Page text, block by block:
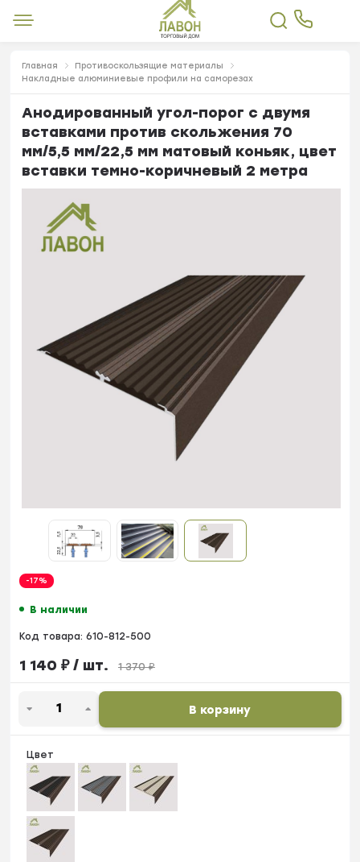
Главная
Противоскользящие материалы
Накладные алюминиевые профили на саморезах
Анодированный угол-порог с двумя
вставками против скольжения 70
мм/5,5 мм/22,5 мм матовый коньяк, цвет
вставки темно-коричневый 2 метра
-17%
В наличии
Код товара: 610-812-500
1 140 ₽/ шт. 1 370₽
В корзину
Цвет